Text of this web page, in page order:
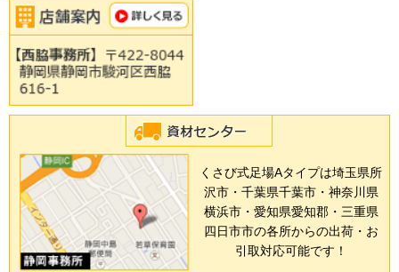
くさび式足場Aタイプは埼玉県所
沢市・千葉県千葉市・神奈川県
横浜市・愛知県愛知郡・三重県
四日市市の各所からの出荷・お
引取対応可能です！